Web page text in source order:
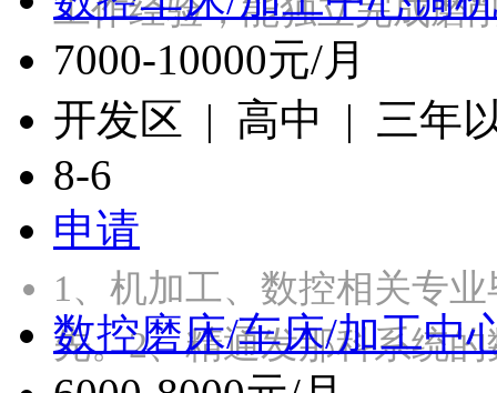
工作经验，能独立完成
7000-10000元/月
开发区 | 高中 | 三年
8-6
申请
1、机加工、数控相关专
先。2、精通发那科系统
数控磨床/车床/加工中